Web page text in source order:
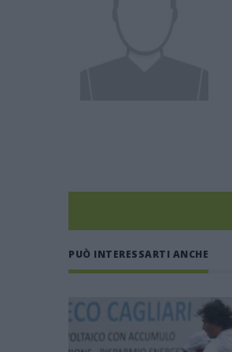
PUÒ INTERESSARTI ANCHE